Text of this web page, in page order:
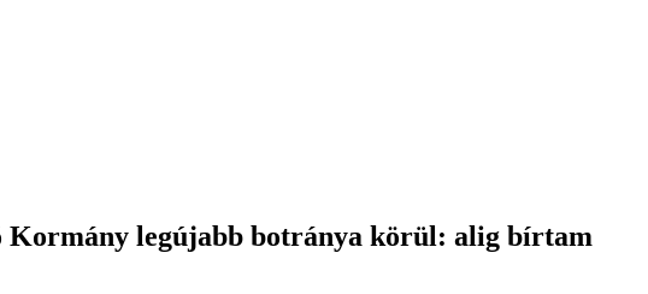
Kormány legújabb botránya körül: alig bírtam